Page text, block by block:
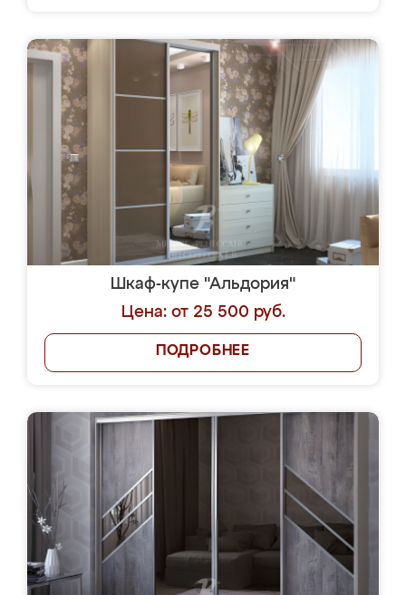
Шкаф-купе "Альдория"
Цена: от 25 500 руб.
ПОДРОБНЕЕ